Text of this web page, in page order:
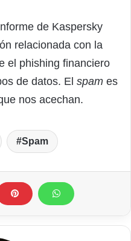
de Kaspersky
relacionada con la
el phishing financiero
de datos. El spam es
nos acechan.
Spam